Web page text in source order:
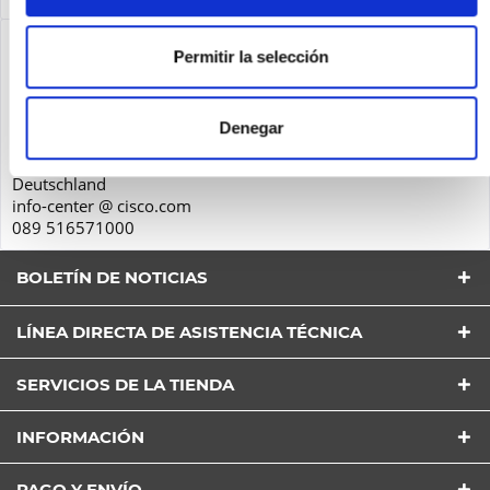
Permitir la selección
Denegar
He leído laPolítica de Privacidadentender y estar
de acuerdo*
Los campos con * son obligatorios
Parkring 20D
Garching
Deutschland
info-center @ cisco.com
089 516571000
BOLETÍN DE NOTICIAS
LÍNEA DIRECTA DE ASISTENCIA TÉCNICA
SERVICIOS DE LA TIENDA
INFORMACIÓN